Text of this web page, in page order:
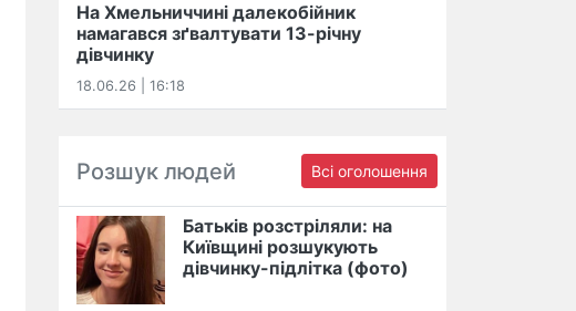
На Хмельниччині далекобійник
намагався зґвалтувати 13-річну
дівчинку
18.06.26 | 16:18
Розшук людей Всі оголошення
Батьків розстріляли: на
Київщині розшукують
дівчинку-підлітка (фото)